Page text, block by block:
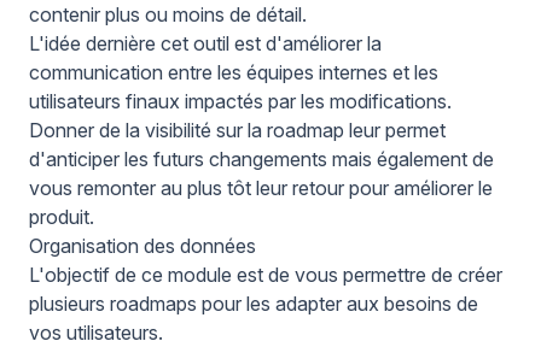
contenir plus ou moins de détail.
L'idée dernière cet outil est d'améliorer la
communication entre les équipes internes et les
utilisateurs finaux impactés par les modifications.
Donner de la visibilité sur la roadmap leur permet
d'anticiper les futurs changements mais également de
vous remonter au plus tôt leur retour pour améliorer le
produit.
Organisation des données
L'objectif de ce module est de vous permettre de créer
plusieurs roadmaps pour les adapter aux besoins de
vos utilisateurs.